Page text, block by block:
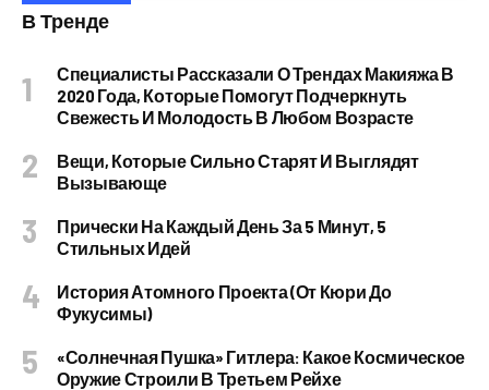
В Тренде
Специалисты Рассказали О Трендах Макияжа В
2020 Года, Которые Помогут Подчеркнуть
Свежесть И Молодость В Любом Возрасте
Вещи, Которые Сильно Старят И Выглядят
Вызывающе
Прически На Каждый День За 5 Минут, 5
Стильных Идей
История Атомного Проекта (от Кюри До
Фукусимы)
«Солнечная Пушка» Гитлера: Какое Космическое
Оружие Строили В Третьем Рейхе